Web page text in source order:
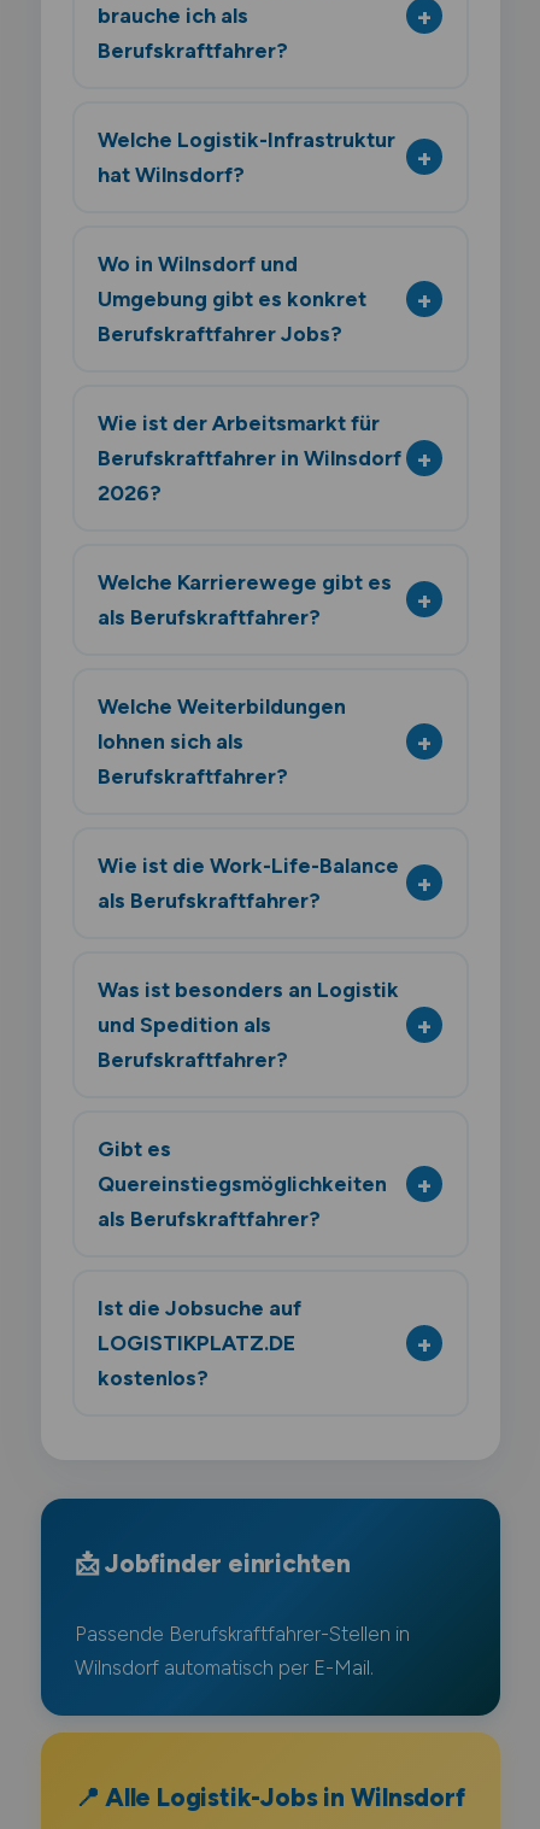
brauche ich als
Berufskraftfahrer?
Welche Logistik-Infrastruktur
hat Wilnsdorf?
Wo in Wilnsdorf und
Umgebung gibt es konkret
Berufskraftfahrer Jobs?
Wie ist der Arbeitsmarkt für
Berufskraftfahrer in Wilnsdorf
2026?
Welche Karrierewege gibt es
als Berufskraftfahrer?
Welche Weiterbildungen
lohnen sich als
Berufskraftfahrer?
Wie ist die Work-Life-Balance
als Berufskraftfahrer?
Was ist besonders an Logistik
und Spedition als
Berufskraftfahrer?
Gibt es
Quereinstiegsmöglichkeiten
als Berufskraftfahrer?
Ist die Jobsuche auf
LOGISTIKPLATZ.DE
kostenlos?
📩 Jobfinder einrichten
Passende Berufskraftfahrer-Stellen in
Wilnsdorf automatisch per E-Mail.
📍 Alle Logistik-Jobs in Wilnsdorf